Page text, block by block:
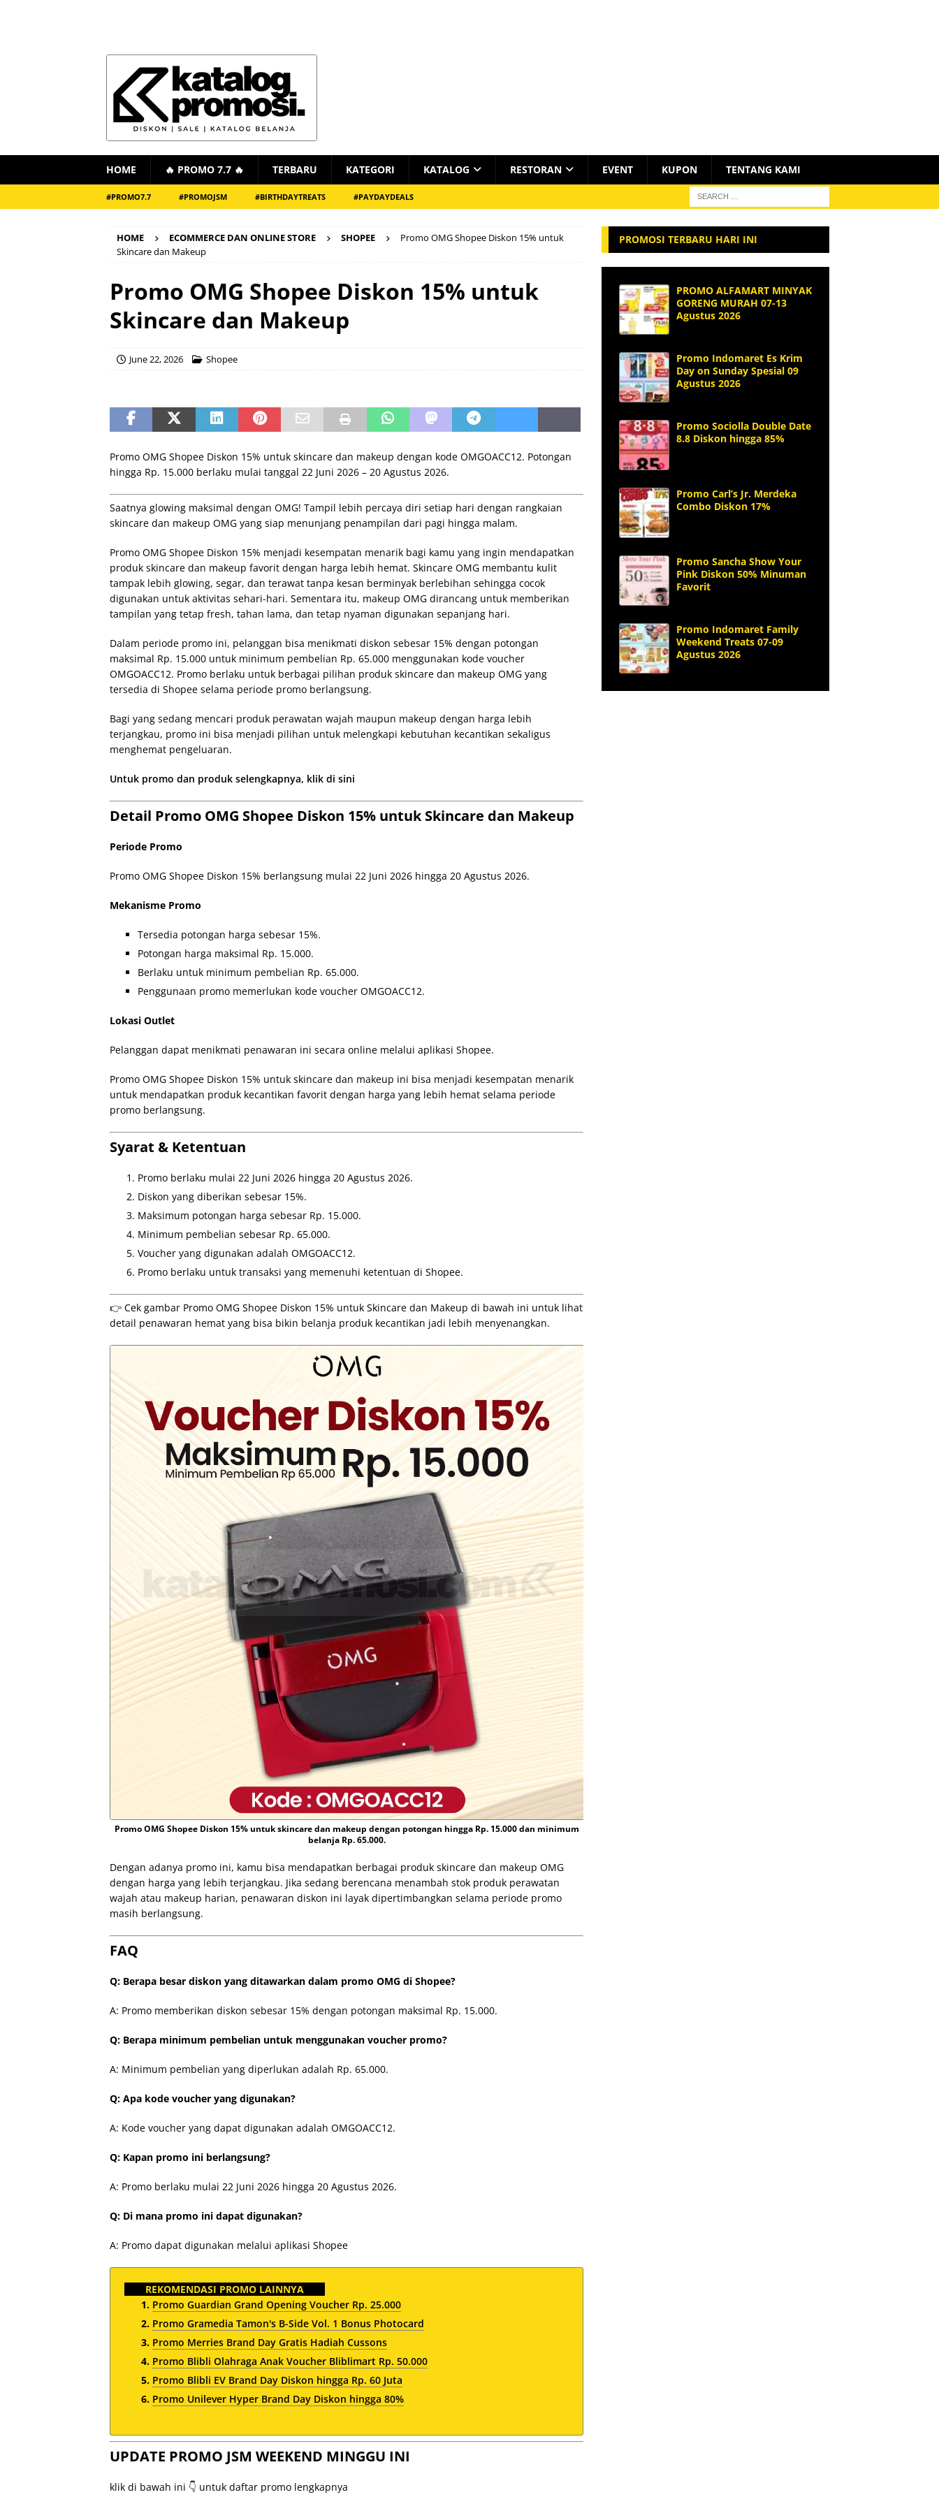
HOME 🔥 PROMO 7.7 🔥 TERBARU KATEGORI KATALOG RESTORAN EVENT KUPON TENTANG KAMI
#PROMO7.7 #PROMOJSM #BIRTHDAYTREATS #PAYDAYDEALS
HOME ECOMMERCE DAN ONLINE STORE SHOPEE
Promo OMG Shopee Diskon 15% untuk
Skincare dan Makeup
Promo OMG Shopee Diskon 15% untuk
Skincare dan Makeup
June 22, 2026 Shopee
Promo OMG Shopee Diskon 15% untuk skincare dan makeup dengan kode OMGOACC12. Potongan
hingga Rp. 15.000 berlaku mulai tanggal 22 Juni 2026 – 20 Agustus 2026.
Saatnya glowing maksimal dengan OMG! Tampil lebih percaya diri setiap hari dengan rangkaian
skincare dan makeup OMG yang siap menunjang penampilan dari pagi hingga malam.
Promo OMG Shopee Diskon 15% menjadi kesempatan menarik bagi kamu yang ingin mendapatkan
produk skincare dan makeup favorit dengan harga lebih hemat. Skincare OMG membantu kulit
tampak lebih glowing, segar, dan terawat tanpa kesan berminyak berlebihan sehingga cocok
digunakan untuk aktivitas sehari-hari. Sementara itu, makeup OMG dirancang untuk memberikan
tampilan yang tetap fresh, tahan lama, dan tetap nyaman digunakan sepanjang hari.
Dalam periode promo ini, pelanggan bisa menikmati diskon sebesar 15% dengan potongan
maksimal Rp. 15.000 untuk minimum pembelian Rp. 65.000 menggunakan kode voucher
OMGOACC12. Promo berlaku untuk berbagai pilihan produk skincare dan makeup OMG yang
tersedia di Shopee selama periode promo berlangsung.
Bagi yang sedang mencari produk perawatan wajah maupun makeup dengan harga lebih
terjangkau, promo ini bisa menjadi pilihan untuk melengkapi kebutuhan kecantikan sekaligus
menghemat pengeluaran.
Untuk promo dan produk selengkapnya, klik di sini
Detail Promo OMG Shopee Diskon 15% untuk Skincare dan Makeup
Periode Promo
Promo OMG Shopee Diskon 15% berlangsung mulai 22 Juni 2026 hingga 20 Agustus 2026.
Mekanisme Promo
Tersedia potongan harga sebesar 15%.
Potongan harga maksimal Rp. 15.000.
Berlaku untuk minimum pembelian Rp. 65.000.
Penggunaan promo memerlukan kode voucher OMGOACC12.
Lokasi Outlet
Pelanggan dapat menikmati penawaran ini secara online melalui aplikasi Shopee.
Promo OMG Shopee Diskon 15% untuk skincare dan makeup ini bisa menjadi kesempatan menarik
untuk mendapatkan produk kecantikan favorit dengan harga yang lebih hemat selama periode
promo berlangsung.
Syarat & Ketentuan
Promo berlaku mulai 22 Juni 2026 hingga 20 Agustus 2026.
Diskon yang diberikan sebesar 15%.
Maksimum potongan harga sebesar Rp. 15.000.
Minimum pembelian sebesar Rp. 65.000.
Voucher yang digunakan adalah OMGOACC12.
Promo berlaku untuk transaksi yang memenuhi ketentuan di Shopee.
👉 Cek gambar Promo OMG Shopee Diskon 15% untuk Skincare dan Makeup di bawah ini untuk lihat
detail penawaran hemat yang bisa bikin belanja produk kecantikan jadi lebih menyenangkan.
Promo OMG Shopee Diskon 15% untuk skincare dan makeup dengan potongan hingga Rp. 15.000 dan minimum
belanja Rp. 65.000.
Dengan adanya promo ini, kamu bisa mendapatkan berbagai produk skincare dan makeup OMG
dengan harga yang lebih terjangkau. Jika sedang berencana menambah stok produk perawatan
wajah atau makeup harian, penawaran diskon ini layak dipertimbangkan selama periode promo
masih berlangsung.
FAQ
Q: Berapa besar diskon yang ditawarkan dalam promo OMG di Shopee?
A: Promo memberikan diskon sebesar 15% dengan potongan maksimal Rp. 15.000.
Q: Berapa minimum pembelian untuk menggunakan voucher promo?
A: Minimum pembelian yang diperlukan adalah Rp. 65.000.
Q: Apa kode voucher yang digunakan?
A: Kode voucher yang dapat digunakan adalah OMGOACC12.
Q: Kapan promo ini berlangsung?
A: Promo berlaku mulai 22 Juni 2026 hingga 20 Agustus 2026.
Q: Di mana promo ini dapat digunakan?
A: Promo dapat digunakan melalui aplikasi Shopee
REKOMENDASI PROMO LAINNYA
Promo Guardian Grand Opening Voucher Rp. 25.000
Promo Gramedia Tamon's B-Side Vol. 1 Bonus Photocard
Promo Merries Brand Day Gratis Hadiah Cussons
Promo Blibli Olahraga Anak Voucher Bliblimart Rp. 50.000
Promo Blibli EV Brand Day Diskon hingga Rp. 60 Juta
Promo Unilever Hyper Brand Day Diskon hingga 80%
UPDATE PROMO JSM WEEKEND MINGGU INI
klik di bawah ini 👇 untuk daftar promo lengkapnya
PROMOSI TERBARU HARI INI
PROMO ALFAMART MINYAK
GORENG MURAH 07-13
Agustus 2026
Promo Indomaret Es Krim
Day on Sunday Spesial 09
Agustus 2026
Promo Sociolla Double Date
8.8 Diskon hingga 85%
Promo Carl’s Jr. Merdeka
Combo Diskon 17%
Promo Sancha Show Your
Pink Diskon 50% Minuman
Favorit
Promo Indomaret Family
Weekend Treats 07-09
Agustus 2026